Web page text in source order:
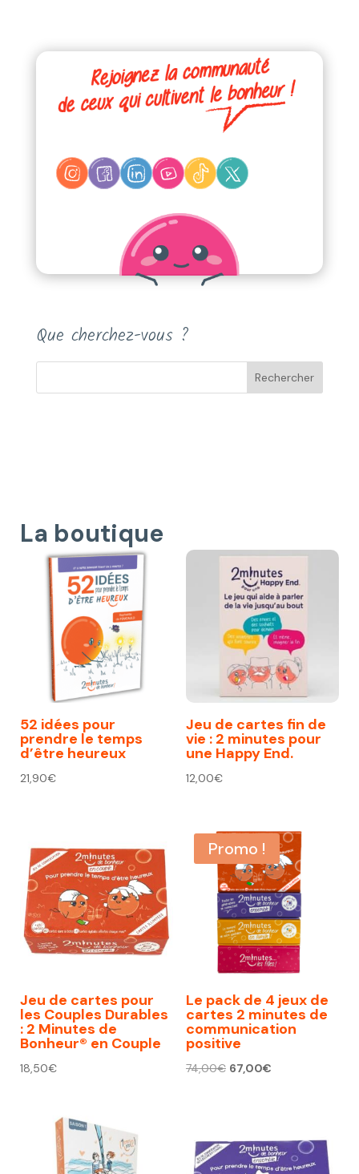
Que cherchez-vous ?
La boutique
52 idées pour
prendre le temps
d’être heureux
21,90€
Jeu de cartes fin de
vie : 2 minutes pour
une Happy End.
12,00€
Jeu de cartes pour
les Couples Durables
: 2 Minutes de
Bonheur® en Couple
18,50€
Promo !
Le pack de 4 jeux de
cartes 2 minutes de
communication
positive
74,00€ Le
74,00€.
67,00€Le
67,00€.